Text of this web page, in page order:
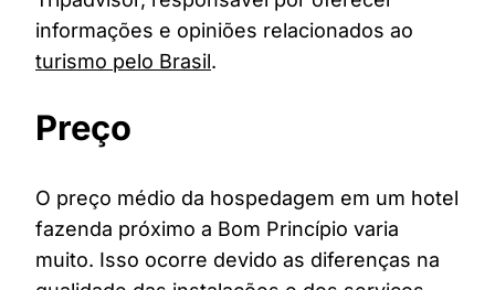
informações e opiniões relacionados ao
turismo pelo Brasil.
Preço
O preço médio da hospedagem em um hotel
fazenda próximo a Bom Princípio varia
muito. Isso ocorre devido as diferenças na